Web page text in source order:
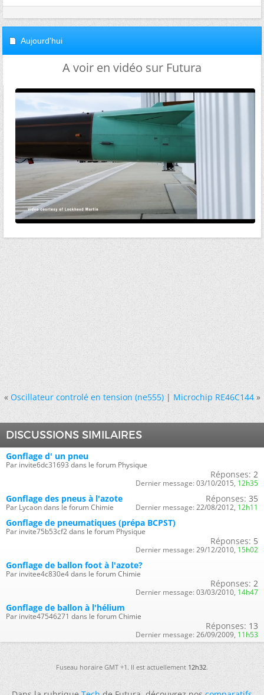
Aujourd'hui
A voir en vidéo sur Futura
« Oscillateur controlé en tension (ne555)|Microchip RE46C144 »
DISCUSSIONS SIMILAIRES
Gonflage d' un pneu
Par invite6dc31693 dans le forum Physique
Réponses: 2
Dernier message: 03/10/2015, 12h35
Gonflage des pneus à l'azote
Par Lycaon dans le forum Chimie
Réponses: 35
Dernier message: 22/08/2012, 12h11
Gonflage de pneumatiques (prépa BCPST)
Par invite75b53cf2 dans le forum Physique
Réponses: 5
Dernier message: 29/12/2010, 15h02
Gonflage de ballon foot à l'azote?
Par invitee4c830e4 dans le forum Chimie
Réponses: 2
Dernier message: 03/03/2010, 14h47
Gonflage de ballon à l'hélium
Par invite47546271 dans le forum Chimie
Réponses: 13
Dernier message: 26/09/2009, 11h53
Fuseau horaire GMT +1. Il est actuellement12h32.